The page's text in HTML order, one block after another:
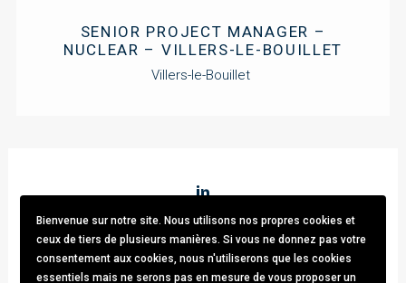
SENIOR PROJECT MANAGER –
NUCLEAR – VILLERS-LE-BOUILLET
Villers-le-Bouillet
Stark & Partners/ Tel:+32 (0)470.33.92.82/info@stark-
recruitment.com
Avenue brugmann 63, 1190 Forest / TVA: BE0781.342.423 /
Bienvenue sur notre site. Nous utilisons nos propres cookies et
ceux de tiers de plusieurs manières. Si vous ne donnez pas votre
consentement aux cookies, nous n'utiliserons que les cookies
essentiels mais ne serons pas en mesure de vous proposer un